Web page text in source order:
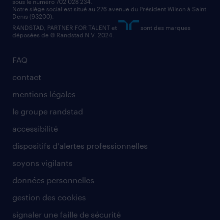
comptable
FAQ
contact
mentions légales
le groupe randstad
accessibilité
dispositifs d'alertes professionnelles
soyons vigilants
données personnelles
gestion des cookies
signaler une faille de sécurité
sous le numéro 702 028 234.
Notre siège social est situé au 276 avenue du Président Wilson à Saint
Denis (93200).
RANDSTAD, PARTNER FOR TALENT et
sont des marques
déposées de © Randstad N.V. 2024.